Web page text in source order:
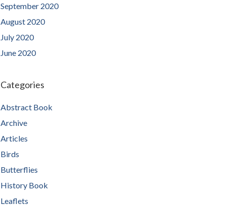
September 2020
August 2020
July 2020
June 2020
Categories
Abstract Book
Archive
Articles
Birds
Butterflies
History Book
Leaflets